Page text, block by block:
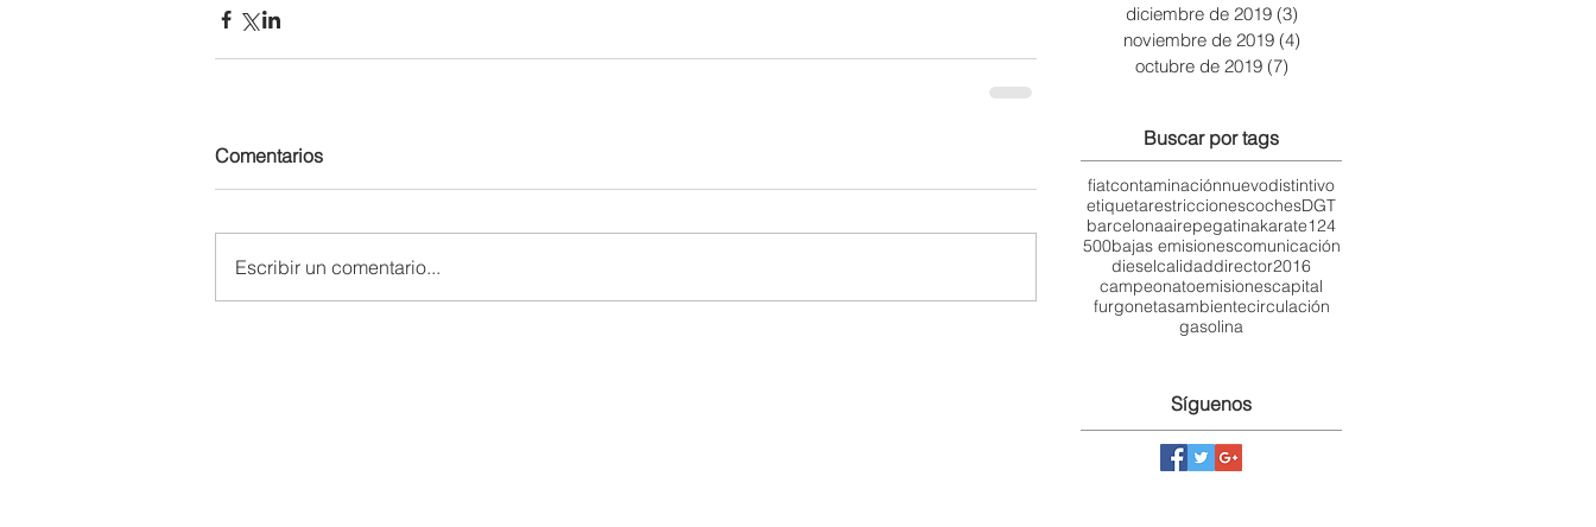
Comentarios
Escribir un comentario...
diciembre de 2019 (3)3 entradas
noviembre de 2019 (4)4 entradas
octubre de 2019 (7)7 entradas
Buscar por tags
fiatcontaminaciónnuevodistintivo
etiquetarestriccionescochesDGT
barcelonaairepegatinakarate124
500bajas emisionescomunicación
dieselcalidaddirector2016
campeonatoemisionescapital
furgonetasambientecirculación
gasolina
Síguenos